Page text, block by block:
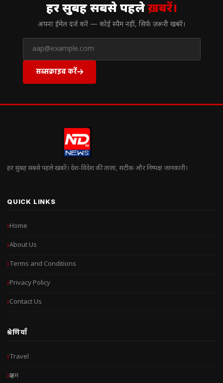
हर सुबह सबसे पहलेख़बरें।
अपना ईमेल दर्ज करें — कोई स्पैम नहीं, सिर्फ ज़रूरी खबरें।
सब्सक्राइब करें
हर सुबह सबसे पहले खबरें। देश-विदेश की ताज़ा, सटीक और निष्पक्ष जानकारी।
QUICK LINKS
Home
About Us
Terms and Conditions
Privacy Policy
Contact Us
श्रेणियाँ
Travel
क्राइम